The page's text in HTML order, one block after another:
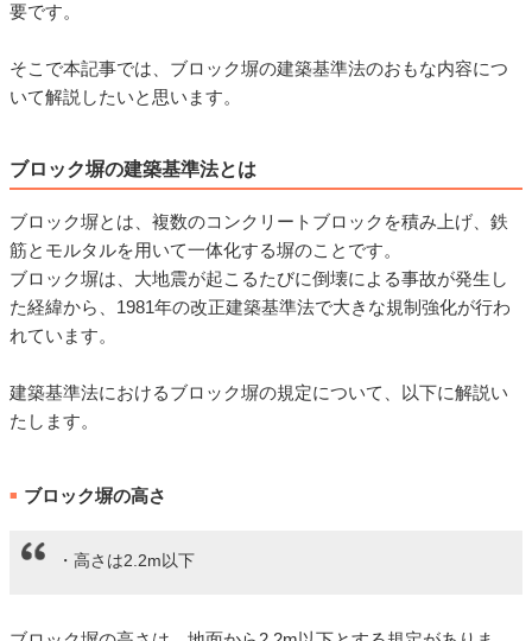
要です。
そこで本記事では、ブロック塀の建築基準法のおもな内容につ
いて解説したいと思います。
ブロック塀の建築基準法とは
ブロック塀とは、複数のコンクリートブロックを積み上げ、鉄
筋とモルタルを用いて一体化する塀のことです。
ブロック塀は、大地震が起こるたびに倒壊による事故が発生し
た経緯から、1981年の改正建築基準法で大きな規制強化が行わ
れています。
建築基準法におけるブロック塀の規定について、以下に解説い
たします。
■ ブロック塀の高さ
・高さは2.2m以下